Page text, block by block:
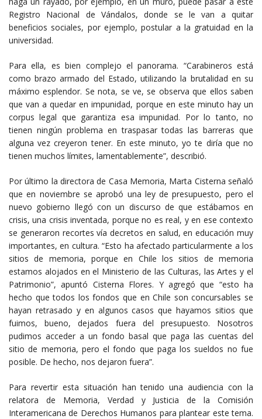
Registro Nacional de Vándalos, donde se le van a quitar
beneficios sociales, por ejemplo, postular a la gratuidad en la
universidad.
Para ella, es bien complejo el panorama. “Carabineros está
como brazo armado del Estado, utilizando la brutalidad en su
máximo esplendor. Se nota, se ve, se observa que ellos saben
que van a quedar en impunidad, porque en este minuto hay un
corpus legal que garantiza esa impunidad. Por lo tanto, no
tienen ningún problema en traspasar todas las barreras que
alguna vez creyeron tener. En este minuto, yo te diría que no
tienen muchos límites, lamentablemente”, describió.
Por último la directora de Casa Memoria, Marta Cisterna señaló
que en noviembre se aprobó una ley de presupuesto, pero el
nuevo gobierno llegó con un discurso de que estábamos en
crisis, una crisis inventada, porque no es real, y en ese contexto
se generaron recortes vía decretos en salud, en educación muy
importantes, en cultura. “Esto ha afectado particularmente a los
sitios de memoria, porque en Chile los sitios de memoria
estamos alojados en el Ministerio de las Culturas, las Artes y el
Patrimonio”, apuntó Cisterna Flores. Y agregó que “esto ha
hecho que todos los fondos que en Chile son concursables se
hayan retrasado y en algunos casos que hayamos sitios que
fuimos, bueno, dejados fuera del presupuesto. Nosotros
pudimos acceder a un fondo basal que paga las cuentas del
sitio de memoria, pero el fondo que paga los sueldos no fue
posible. De hecho, nos dejaron fuera”.
Para revertir esta situación han tenido una audiencia con la
relatora de Memoria, Verdad y Justicia de la Comisión
Interamericana de Derechos Humanos para plantear este tema.